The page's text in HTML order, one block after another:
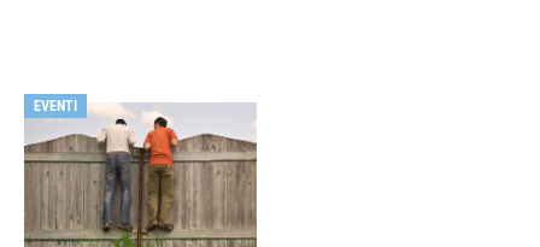
EVENTI